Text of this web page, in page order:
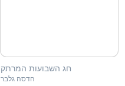
חג השבועות המרתק
הדסה גלבר